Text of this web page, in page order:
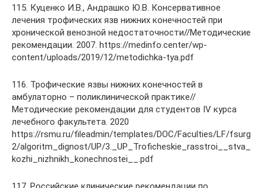
115. Куценко И.В., Андрашко Ю.В. Консервативное
лечения трофических язв нижних конечностей при
хронической венозной недостаточности//Методические
рекомендации. 2007. https://medinfo.center/wp-
content/uploads/2019/12/metodichka-tya.pdf
116. Трофические язвы нижних конечностей в
амбулаторно – поликлинической практике//
Методические рекомендации для студентов IV курса
лечебного факультета. 2020
https://rsmu.ru/fileadmin/templates/DOC/Faculties/LF/fsurg
2/algoritm_dignost/UP/3._UP_Troficheskie_rasstroi__stva_
kozhi_nizhnikh_konechnostei__.pdf